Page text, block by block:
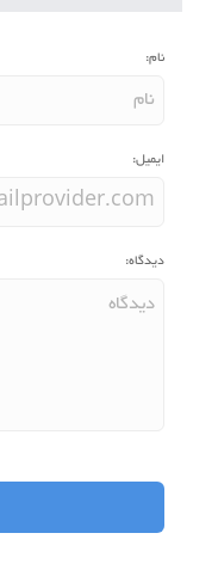
نام:
ایمیل:
دیدگاه: